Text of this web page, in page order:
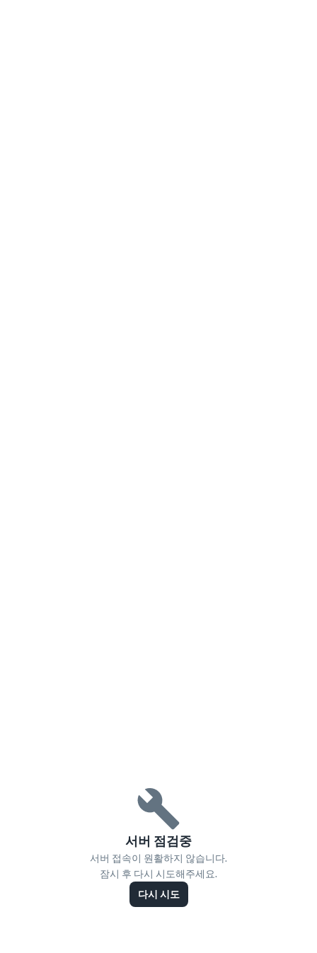
서버 점검중
서버 접속이 원활하지 않습니다.
잠시 후 다시 시도해주세요.
다시 시도